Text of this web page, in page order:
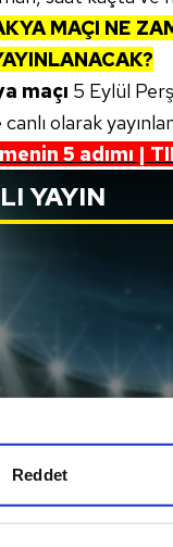
Reddet
MAÇI NE
maçı 5 Eylül
olarak
5 adımı |
YAYIN